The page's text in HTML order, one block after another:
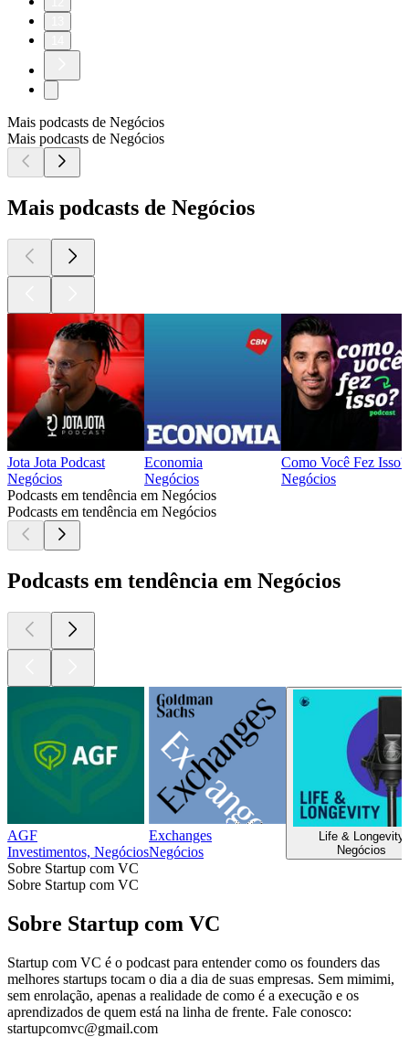
Mais podcasts de Negócios
Mais podcasts de Negócios
Mais podcasts de Negócios
Jota Jota Podcast
Negócios
Economia
Negócios
Como Você Fez Isso?
Negócios
Podcasts em tendência em Negócios
Podcasts em tendência em Negócios
Podcasts em tendência em Negócios
AGF
Investimentos, Negócios
Exchanges
Negócios
Life & Longevity
Negócios
Sobre Startup com VC
Sobre Startup com VC
Sobre Startup com VC
Startup com VC é o podcast para entender como os founders das
melhores startups tocam o dia a dia de suas empresas. Sem mimimi,
sem enrolação, apenas a realidade de como é a execução e os
aprendizados de quem está na linha de frente. Fale conosco:
startupcomvc@gmail.com